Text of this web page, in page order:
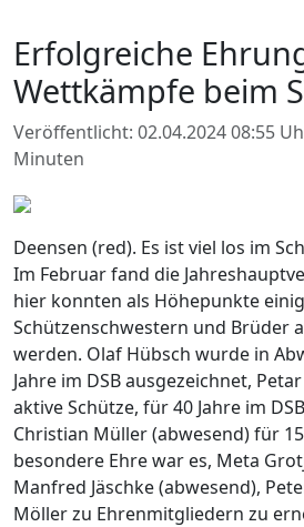
Erfolgreiche
Wettkämpfe beim
Veröffentlicht: 02.04.2024 08:55
Minuten
Deensen (red). Es ist viel los im
Im Februar fand die
hier konnten als Höhepunkte
Schützenschwestern und Brüder
werden. Olaf Hübsch wurde in
Jahre im DSB ausgezeichnet,
aktive Schütze, für 40 Jahre im
Christian Müller (abwesend) für 15
besondere Ehre war es, Meta
Manfred Jäschke (abwesend),
Möller zu Ehrenmitgliedern zu